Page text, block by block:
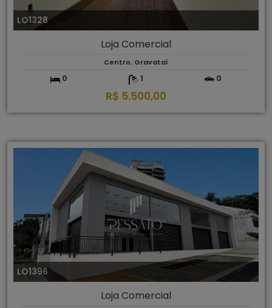
LO1328
Loja Comercial
Centro, Gravataí
0 1 0
R$ 5.500,00
LO1396
Loja Comercial